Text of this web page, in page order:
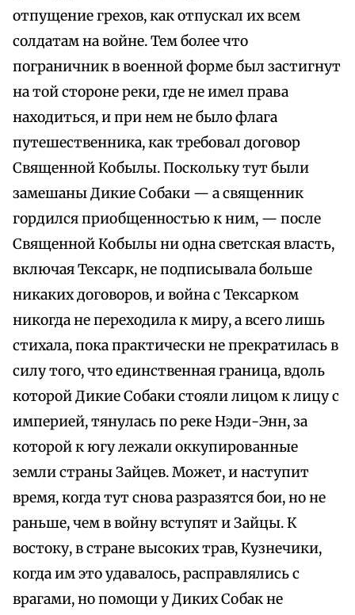
отпущение грехов, как отпускал их всем
солдатам на войне. Тем более что
пограничник в военной форме был застигнут
на той стороне реки, где не имел права
находиться, и при нем не было флага
путешественника, как требовал договор
Священной Кобылы. Поскольку тут были
замешаны Дикие Собаки — а священник
гордился приобщенностью к ним, — после
Священной Кобылы ни одна светская власть,
включая Тексарк, не подписывала больше
никаких договоров, и война с Тексарком
никогда не переходила к миру, а всего лишь
стихала, пока практически не прекратилась в
силу того, что единственная граница, вдоль
которой Дикие Собаки стояли лицом к лицу с
империей, тянулась по реке Нэди-Энн, за
которой к югу лежали оккупированные
земли страны Зайцев. Может, и наступит
время, когда тут снова разразятся бои, но не
раньше, чем в войну вступят и Зайцы. К
востоку, в стране высоких трав, Кузнечики,
когда им это удавалось, расправлялись с
врагами, но помощи у Диких Собак не